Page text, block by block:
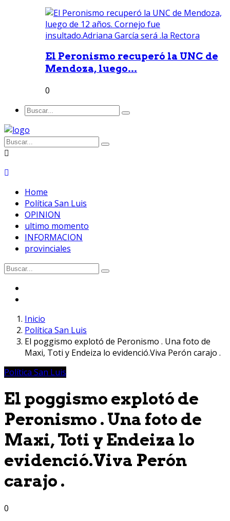
El Peronismo recuperó la UNC de
Mendoza, luego...
0
Home
Política San Luis
OPINION
ultimo momento
INFORMACION
provinciales
Inicio
Política San Luis
El poggismo explotó de Peronismo . Una foto de
Maxi, Toti y Endeiza lo evidenció.Viva Perón carajo .
Política San Luis
El poggismo explotó de
Peronismo . Una foto de
Maxi, Toti y Endeiza lo
evidenció.Viva Perón
carajo .
0